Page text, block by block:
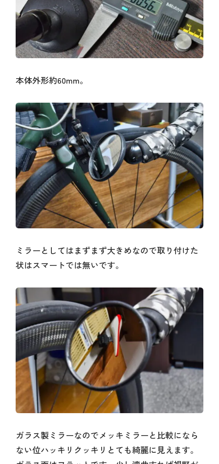
本体外形約60mm。
ミラーとしてはまずまず大きめなので取り付けた
状はスマートでは無いです。
ガラス製ミラーなのでメッキミラーと比較になら
ない位ハッキリクッキリとても綺麗に見えます。